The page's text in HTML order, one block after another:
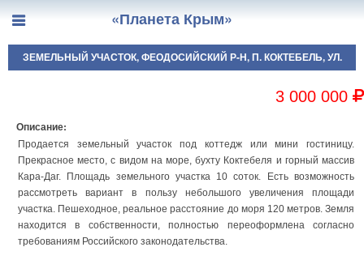
«Планета Крым»
ЗЕМЕЛЬНЫЙ УЧАСТОК, ФЕОДОСИЙСКИЙ Р-Н, П. КОКТЕБЕЛЬ, УЛ.
3 000 000
Описание:
Продается земельный участок под коттедж или мини гостиницу.
Прекрасное место, с видом на море, бухту Коктебеля и горный массив
Кара-Даг. Площадь земельного участка 10 соток. Есть возможность
рассмотреть вариант в пользу небольшого увеличения площади
участка. Пешеходное, реальное расстояние до моря 120 метров. Земля
находится в собственности, полностью переоформлена согласно
требованиям Российского законодательства.